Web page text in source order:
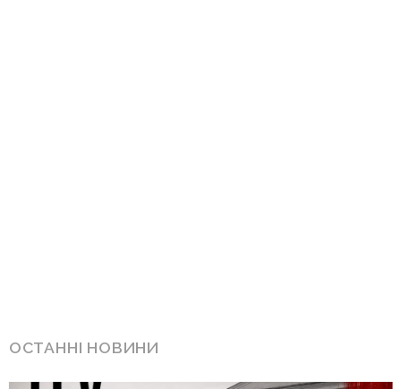
ОСТАННІ НОВИНИ